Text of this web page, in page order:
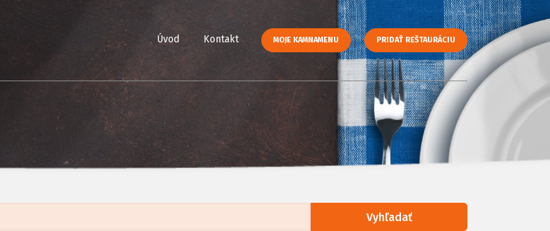
Úvod Kontakt MOJE KAMNAMENU PRIDAŤ REŠTAURÁCIU
Vyhľadať